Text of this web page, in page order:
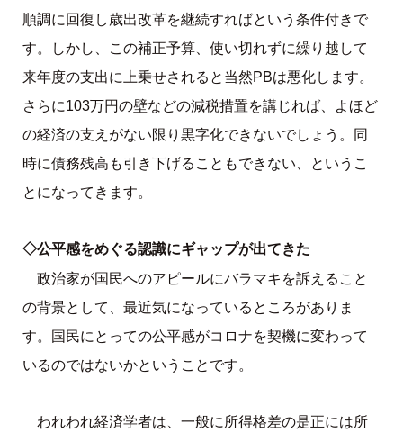
順調に回復し歳出改革を継続すればという条件付きで
す。しかし、この補正予算、使い切れずに繰り越して
来年度の支出に上乗せされると当然PBは悪化します。
さらに103万円の壁などの減税措置を講じれば、よほど
の経済の支えがない限り黒字化できないでしょう。同
時に債務残高も引き下げることもできない、というこ
とになってきます。
◇公平感をめぐる認識にギャップが出てきた
政治家が国民へのアピールにバラマキを訴えること
の背景として、最近気になっているところがありま
す。国民にとっての公平感がコロナを契機に変わって
いるのではないかということです。
われわれ経済学者は、一般に所得格差の是正には所